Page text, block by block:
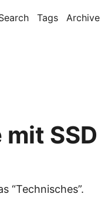
Tags Archive
SSD
“Technisches”.